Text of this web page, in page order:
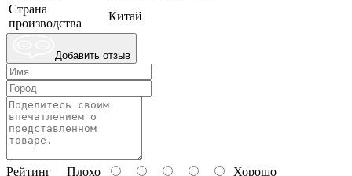
Страна
производства
Китай
Добавить отзыв
Рейтинг Плохо Хорошо